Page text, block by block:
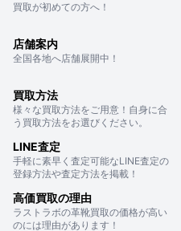
買取が初めての方へ！
店舗案内
全国各地へ店舗展開中！
買取方法
様々な買取方法をご用意！自身に合
う買取方法をお選びください。
LINE査定
手軽に素早く査定可能なLINE査定の
登録方法や査定方法を掲載！
高価買取の理由
ラストラボの革靴買取の価格が高い
のには理由があります！